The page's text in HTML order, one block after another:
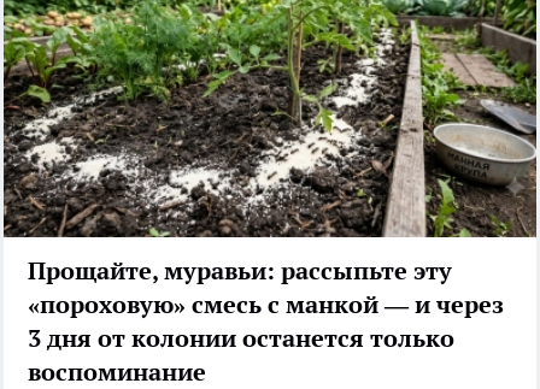
Прощайте, муравьи: рассыпьте эту
«пороховую» смесь с манкой — и через
3 дня от колонии останется только
воспоминание